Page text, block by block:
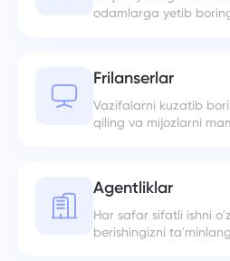
odamlarga yetib
Frilanserlar
Vazifalarni kuzatib
qiling va mijozlarni
Agentliklar
Har safar sifatli ishni
berishingizni